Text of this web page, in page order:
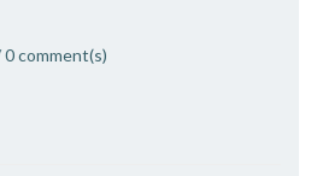
0comment(s)